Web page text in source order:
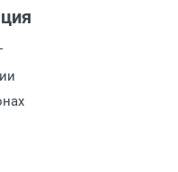
за хранение
Москве компанией
к вам пункта